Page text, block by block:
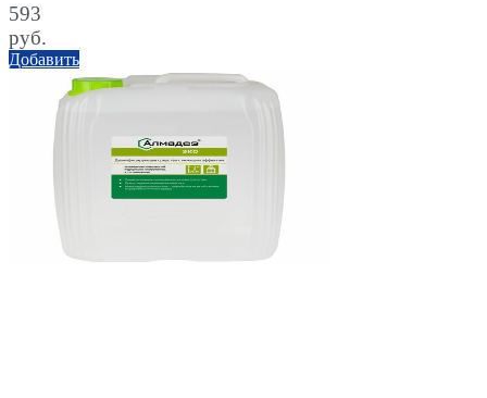
593
руб.
Добавить